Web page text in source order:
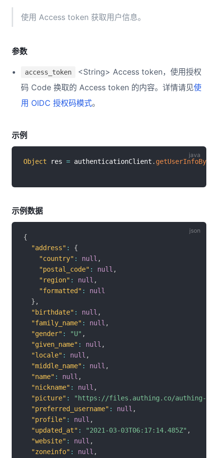
使用 Access token 获取用户信息。
参数
access_token
<String> Access token，使用授权
码 Code 换取的 Access token 的内容。详情请见使
用 OIDC 授权码模式。
示例
Object res = authenticationClient .
示例数据
{
"address" :
{
"country" : null ,
"postal_code" : null ,
"region" : null ,
"formatted" :
null
} ,
"birthdate" : null ,
"family_name" : null ,
"gender" : "U" ,
"given_name" : null ,
"locale" : null ,
"middle_name" : null ,
"name" : null ,
"nickname" : null ,
"picture" :
"https://files.authing.co/authing-
"preferred_username" : null ,
"profile" : null ,
"updated_at" : "2021-03-03T06:17:14.485Z" ,
"website" : null ,
"zoneinfo" : null ,